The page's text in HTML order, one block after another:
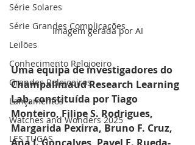
Série Solares
Série Grandes Complicações
Leilões
Conhecimento Relojoeiro
Grandes Relojoeiros
Lançamentos
Watches and Wonders 2025
LES TUGAS
Imagem gerada por AI
Uma equipa de investigadores do
Champalimaud Research Learning
Lab, constituída por Tiago
Monteiro, Filipe S. Rodrigues,
Margarida Pexirra, Bruno F. Cruz,